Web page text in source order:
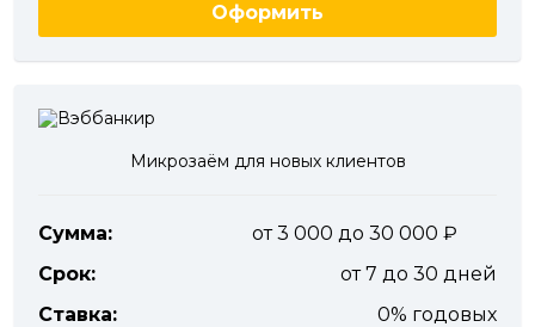
Оформить
Микрозаём для новых клиентов
Сумма:
от 3 000 до 30 000
Срок:
от 7 до 30 дней
Ставка:
0% годовых